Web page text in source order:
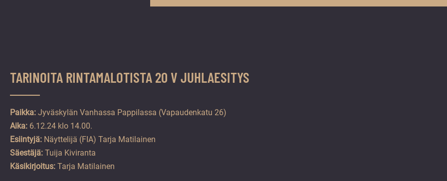
TARINOITA RINTAMALOTISTA 20 V JUHLAESITYS
Paikka: Jyväskylän Vanhassa Pappilassa (Vapaudenkatu 26)
Aika: 6.12.24 klo 14.00.
Esiintyjä: Näyttelijä (FIA) Tarja Matilainen
Säestäjä: Tuija Kiviranta
Käsikirjoitus: Tarja Matilainen